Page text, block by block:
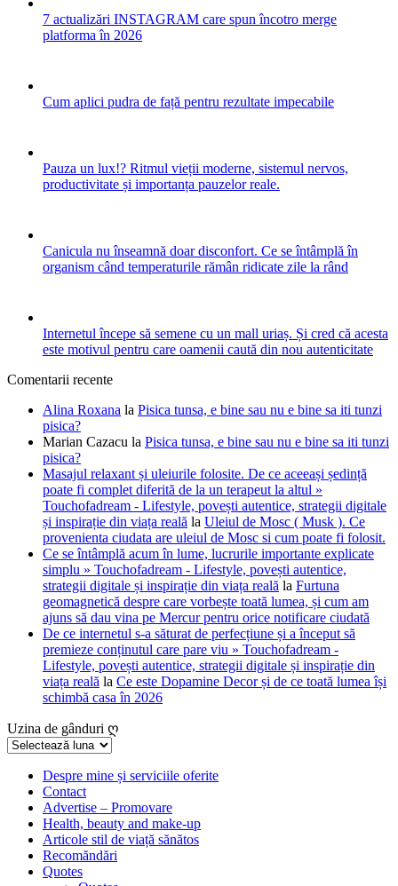
7 actualizări INSTAGRAM care spun încotro merge
platforma în 2026
Cum aplici pudra de față pentru rezultate impecabile
Pauza un lux!? Ritmul vieții moderne, sistemul nervos,
productivitate și importanța pauzelor reale.
Canicula nu înseamnă doar disconfort. Ce se întâmplă în
organism când temperaturile rămân ridicate zile la rând
Internetul începe să semene cu un mall uriaș. Și cred că acesta
este motivul pentru care oamenii caută din nou autenticitate
Comentarii recente
Alina Roxana la Pisica tunsa, e bine sau nu e bine sa iti tunzi
pisica?
Marian Cazacu la Pisica tunsa, e bine sau nu e bine sa iti tunzi
pisica?
Masajul relaxant și uleiurile folosite. De ce aceeași ședință
poate fi complet diferită de la un terapeut la altul »
Touchofadream - Lifestyle, povești autentice, strategii digitale
și inspirație din viața reală la Uleiul de Mosc ( Musk ). Ce
provenienta ciudata are uleiul de Mosc si cum poate fi folosit.
Ce se întâmplă acum în lume, lucrurile importante explicate
simplu » Touchofadream - Lifestyle, povești autentice,
strategii digitale și inspirație din viața reală la Furtuna
geomagnetică despre care vorbește toată lumea, și cum am
ajuns să dau vina pe Mercur pentru orice notificare ciudată
De ce internetul s-a săturat de perfecțiune și a început să
premieze conținutul care pare viu » Touchofadream -
Lifestyle, povești autentice, strategii digitale și inspirație din
viața reală la Ce este Dopamine Decor și de ce toată lumea își
schimbă casa în 2026
Uzina de gânduri ღ
Uzina
gânduriDespre mine și serviciile oferite
Contact
Advertise – Promovare
Health, beauty and make-up
Articole stil de viață sănătos
Recomăndări
Quotes